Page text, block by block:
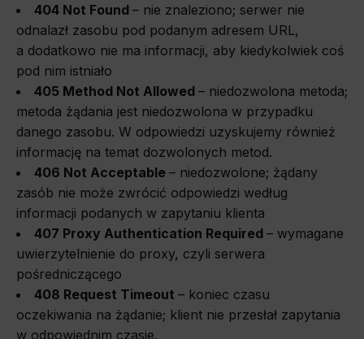
404 Not Found – nie znaleziono; serwer nie
odnalazł zasobu pod podanym adresem URL,
a dodatkowo nie ma informacji, aby kiedykolwiek coś
pod nim istniało
405 Method Not Allowed – niedozwolona metoda;
metoda żądania jest niedozwolona w przypadku
danego zasobu. W odpowiedzi uzyskujemy również
informację na temat dozwolonych metod.
406 Not Acceptable – niedozwolone; żądany
zasób nie może zwrócić odpowiedzi według
informacji podanych w zapytaniu klienta
407 Proxy Authentication Required – wymagane
uwierzytelnienie do proxy, czyli serwera
pośredniczącego
408 Request Timeout – koniec czasu
oczekiwania na żądanie; klient nie przesłał zapytania
w odpowiednim czasie.